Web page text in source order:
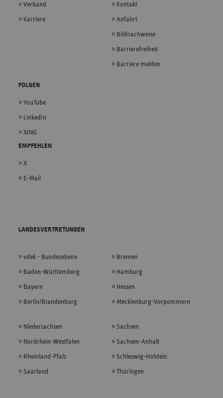
Verband
Karriere
Kontakt
Anfahrt
Bildnachweise
Barrierefreiheit
Barriere melden
FOLGEN
YouTube
LinkedIn
XING
EMPFEHLEN
X
E-Mail
LANDESVERTRETUNGEN
vdek - Bundesebene
Baden-Württemberg
Bayern
Berlin/Brandenburg
Bremen
Hamburg
Hessen
Mecklenburg-Vorpommern
Niedersachsen
Nordrhein-Westfalen
Rheinland-Pfalz
Saarland
Sachsen
Sachsen-Anhalt
Schleswig-Holstein
Thüringen